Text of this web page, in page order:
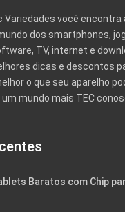
Variedades você encontra
dos smartphones,
TV, internet e
dicas e descontos
o que seu aparelho
mundo mais TEC
Baratos com Chip